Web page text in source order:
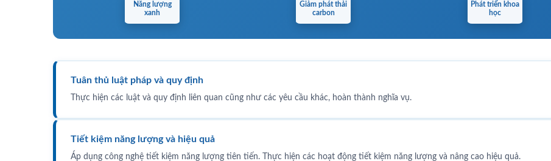
Năng lượng
xanh
Giảm phát thải
carbon
Phát triển khoa
học
Tuân thủ luật pháp và quy định
Thực hiện các luật và quy định liên quan cũng như các yêu cầu khác, hoàn thành nghĩa vụ.
Tiết kiệm năng lượng và hiệu quả
Áp dụng công nghệ tiết kiệm năng lượng tiên tiến. Thực hiện các hoạt động tiết kiệm năng lượng và nâng cao hiệu quả.